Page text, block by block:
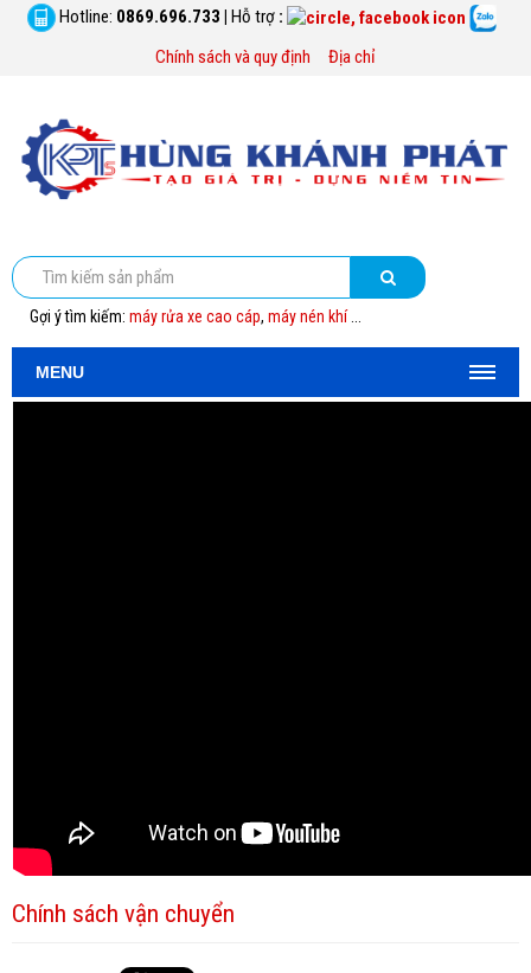
Hotline: 0869.696.733 | Hỗ trợ :
Chính sách và quy định
Địa chỉ
Gợi ý tìm kiếm: máy rửa xe cao cáp, máy nén khí...
MENU
Chính sách vận chuyển